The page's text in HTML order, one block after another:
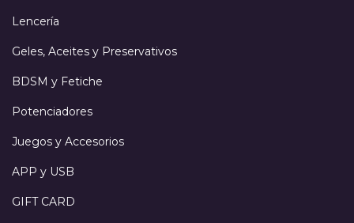
Lencería
Geles, Aceites y Preservativos
BDSM y Fetiche
Potenciadores
Juegos y Accesorios
APP y USB
GIFT CARD